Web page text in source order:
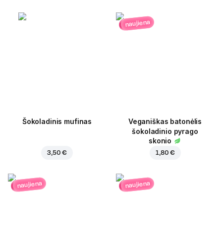
Šokoladinis mufinas
3,50 €
naujiena
Veganiškas batonėlis
šokoladinio pyrago
skonio
1,80 €
naujiena naujiena